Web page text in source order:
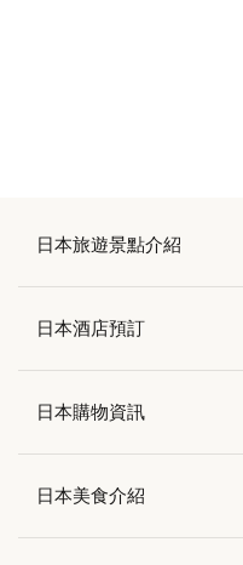
日本旅遊景點介紹
日本酒店預訂
日本購物資訊
日本美食介紹